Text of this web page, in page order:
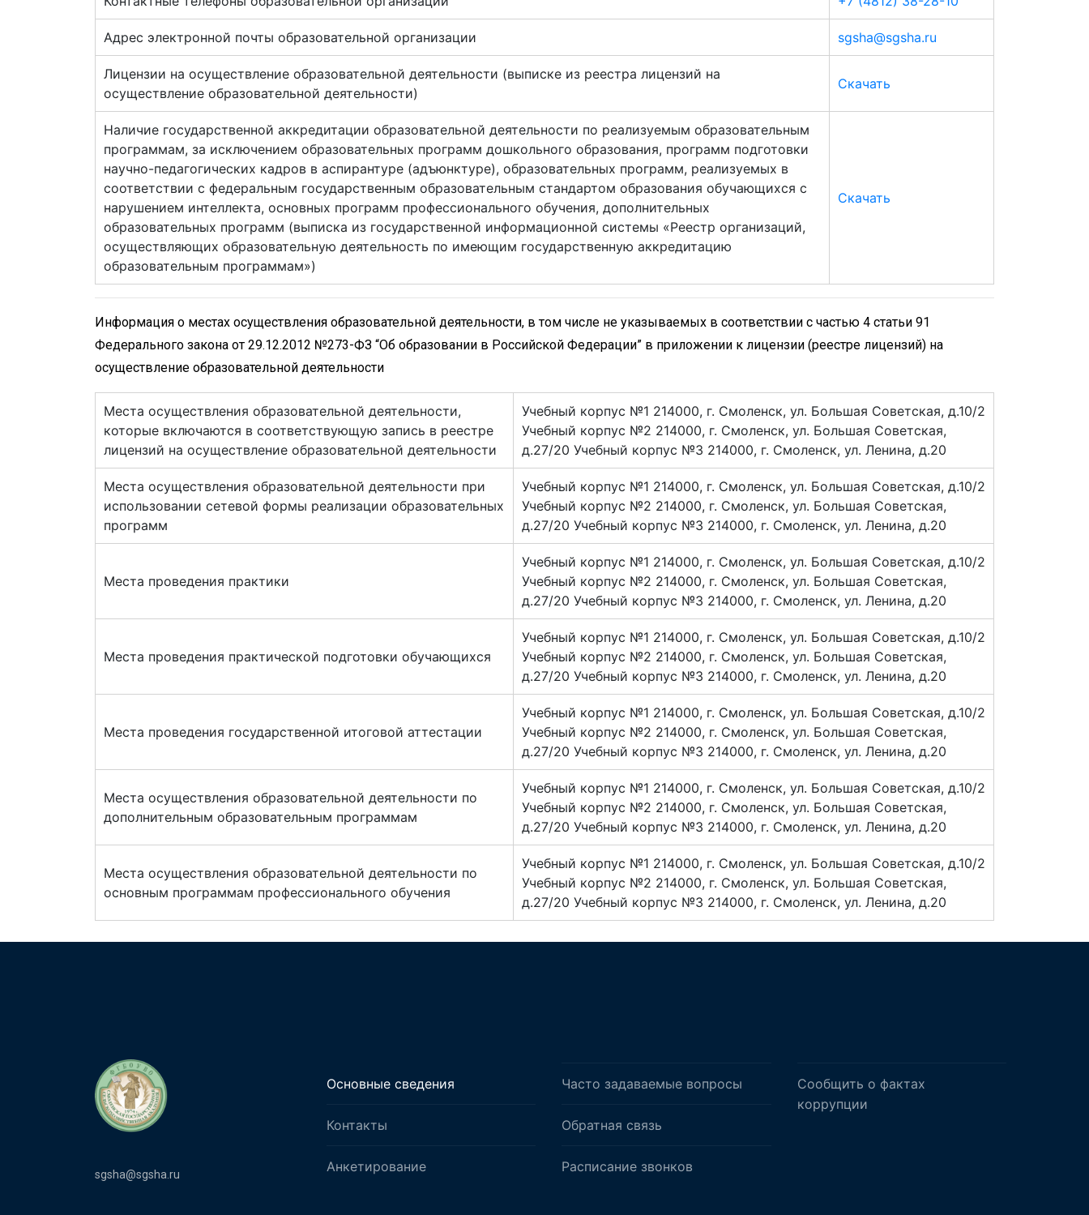
Адрес электронной почты образовательной организации sgsha@sgsha.ru
Лицензии на осуществление образовательной деятельности (выписке из реестра лицензий на
осуществление образовательной деятельности)
Скачать
Наличие государственной аккредитации образовательной деятельности по реализуемым образовательным
программам, за исключением образовательных программ дошкольного образования, программ подготовки
научно-педагогических кадров в аспирантуре (адъюнктуре), образовательных программ, реализуемых в
соответствии с федеральным государственным образовательным стандартом образования обучающихся с
нарушением интеллекта, основных программ профессионального обучения, дополнительных
образовательных программ (выписка из государственной информационной системы «Реестр организаций,
осуществляющих образовательную деятельность по имеющим государственную аккредитацию
образовательным программам»)
Скачать
Информация о местах осуществления образовательной деятельности, в том числе не указываемых в соответствии с частью 4 статьи 91
Федерального закона от 29.12.2012 №273-ФЗ “Об образовании в Российской Федерации” в приложении к лицензии (реестре лицензий) на
осуществление образовательной деятельности
Места осуществления образовательной деятельности,
которые включаются в соответствующую запись в реестре
лицензий на осуществление образовательной деятельности
Учебный корпус №1 214000, г. Смоленск, ул. Большая Советская, д.10/2
Учебный корпус №2 214000, г. Смоленск, ул. Большая Советская,
д.27/20 Учебный корпус №3 214000, г. Смоленск, ул. Ленина, д.20
Места осуществления образовательной деятельности при
использовании сетевой формы реализации образовательных
программ
Учебный корпус №1 214000, г. Смоленск, ул. Большая Советская, д.10/2
Учебный корпус №2 214000, г. Смоленск, ул. Большая Советская,
д.27/20 Учебный корпус №3 214000, г. Смоленск, ул. Ленина, д.20
Места проведения практики
Учебный корпус №1 214000, г. Смоленск, ул. Большая Советская, д.10/2
Учебный корпус №2 214000, г. Смоленск, ул. Большая Советская,
д.27/20 Учебный корпус №3 214000, г. Смоленск, ул. Ленина, д.20
Места проведения практической подготовки обучающихся
Учебный корпус №1 214000, г. Смоленск, ул. Большая Советская, д.10/2
Учебный корпус №2 214000, г. Смоленск, ул. Большая Советская,
д.27/20 Учебный корпус №3 214000, г. Смоленск, ул. Ленина, д.20
Места проведения государственной итоговой аттестации
Учебный корпус №1 214000, г. Смоленск, ул. Большая Советская, д.10/2
Учебный корпус №2 214000, г. Смоленск, ул. Большая Советская,
д.27/20 Учебный корпус №3 214000, г. Смоленск, ул. Ленина, д.20
Места осуществления образовательной деятельности по
дополнительным образовательным программам
Учебный корпус №1 214000, г. Смоленск, ул. Большая Советская, д.10/2
Учебный корпус №2 214000, г. Смоленск, ул. Большая Советская,
д.27/20 Учебный корпус №3 214000, г. Смоленск, ул. Ленина, д.20
Места осуществления образовательной деятельности по
основным программам профессионального обучения
Учебный корпус №1 214000, г. Смоленск, ул. Большая Советская, д.10/2
Учебный корпус №2 214000, г. Смоленск, ул. Большая Советская,
д.27/20 Учебный корпус №3 214000, г. Смоленск, ул. Ленина, д.20
sgsha@sgsha.ru
Основные сведения
Контакты
Анкетирование
Часто задаваемые вопросы
Обратная связь
Расписание звонков
Сообщить о фактах
коррупции